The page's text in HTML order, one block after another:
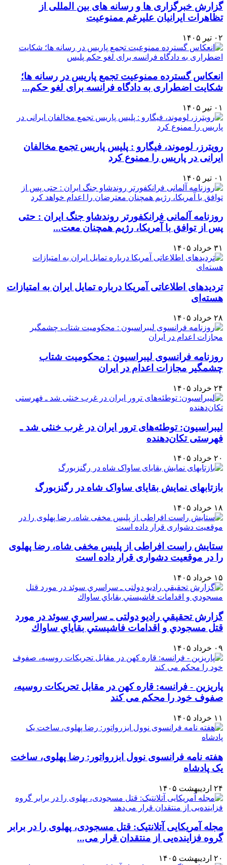
گزارش خبرگزاری ها و رسانه های بین المللی از
تظاهرات ایرانیان علیرغم ممنوعیت
۰۲ تیر ۱۴۰۵
انعکاس گسترده ممنوعیت تجمع پاریس در رسانه ها؛
شکایت اضطراری به دادگاه فرانسه برای لغو حکم...
۰۱ تیر ۱۴۰۵
رویترز، لوموند، فیگارو : پلیس پاریس تجمع مخالفان
ایرانی در پاریس را ممنوع کرد
۰۱ تیر ۱۴۰۵
روزنامه آلمانی فرانکفورتر روندشاو جنگ ایران : حتی
پس از توافق با آمریکا، رژیم همچنان معت...
۳۱ خرداد ۱۴۰۵
تردیدهای اطلاعاتی آمریکا درباره تمایل ایران به امتیازات
هسته‌ای
۲۸ خرداد ۱۴۰۵
روزنامه فرانسوی لیبراسیون : محکومیت شتاب
چشمگیر مجازات اعدام در ایران
۲۴ خرداد ۱۴۰۵
لیبراسیون: توطئه‌های ترور ایران در غرب خنثی شد ـ
فهرستی تکان‌دهنده
۲۰ خرداد ۱۴۰۵
بازتابهای نمایش بقایای ساواک شاه در رگنزبورگ
۱۸ خرداد ۱۴۰۵
ستایش راست افراطی از پلیس مخفی شاه، رضا پهلوی
را در موقعیت دشواری قرار داده است
۱۵ خرداد ۱۴۰۵
گزارش تحقيقي رادیو دولتی ـ سراسري سوئد در مورد
قتل مسجودي و اقدامات فاشيستي بقاياي ساواك
۰۹ خرداد ۱۴۰۵
پاریزین - فرانسه: قاره کهن در مقابل تحریکات روسیه،
صفوف خود را محکم می کند
۱۱ خرداد ۱۴۰۵
هفته نامه فرانسوی نوول ابزرواتور: رضا پهلوی، ساخت
یک پادشاه
۲۴ اردیبهشت ۱۴۰۵
مجله آمریکایی آتلانتیک: قتل مسجودی، پهلوی را در برابر
گروه فزاینده‌یی از منتقدان قرار می‌...
۲۰ اردیبهشت ۱۴۰۵